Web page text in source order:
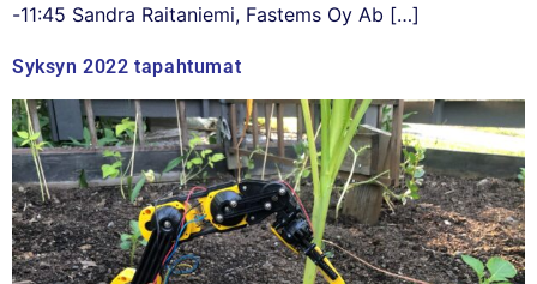
-11:45 Sandra Raitaniemi, Fastems Oy Ab […]
Syksyn 2022 tapahtumat